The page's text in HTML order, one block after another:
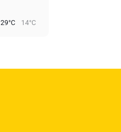
29°C 14°C